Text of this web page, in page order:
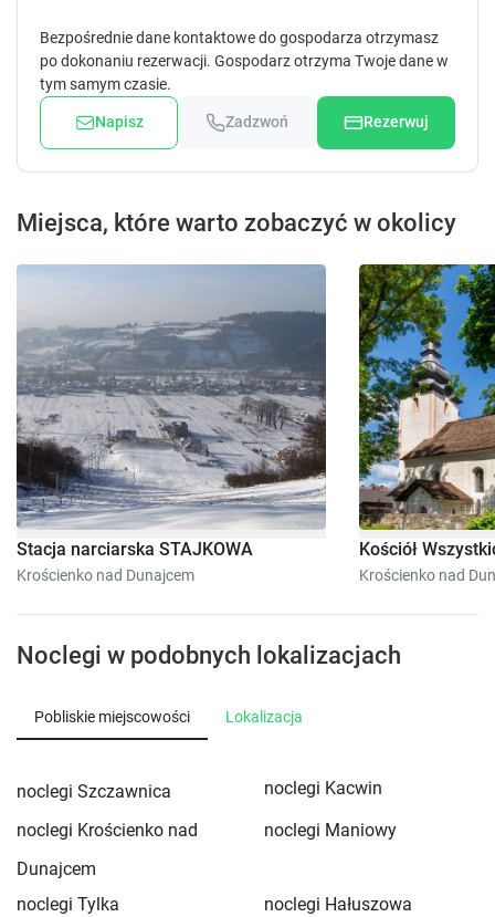
Bezpośrednie dane kontaktowe do gospodarza otrzymasz
po dokonaniu rezerwacji. Gospodarz otrzyma Twoje dane w
tym samym czasie.
Napisz Zadzwoń Rezerwuj
Miejsca, które warto zobaczyć w okolicy
Stacja narciarska STAJKOWA
Krościenko nad Dunajcem
Kościół
Krościenko nad
Noclegi w podobnych lokalizacjach
Pobliskie miejscowości Lokalizacja
noclegi Szczawnica
noclegi Kacwin
noclegi Krościenko nad
Dunajcem
noclegi Maniowy
noclegi Tylka
noclegi Hałuszowa